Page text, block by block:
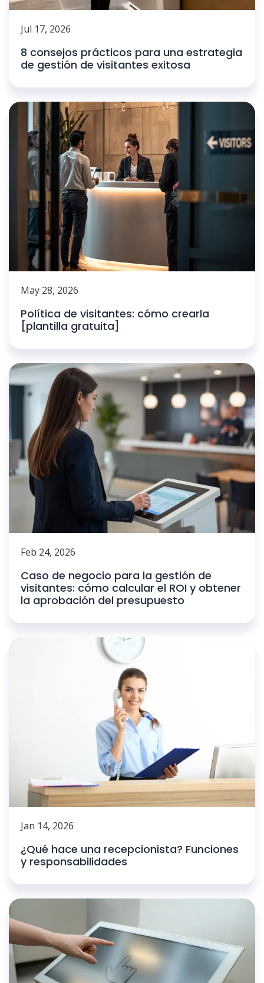
Jul 17, 2026
8 consejos prácticos para una estrategia
de gestión de visitantes exitosa
May 28, 2026
Política de visitantes: cómo crearla
[plantilla gratuita]
Feb 24, 2026
Caso de negocio para la gestión de
visitantes: cómo calcular el ROI y obtener
la aprobación del presupuesto
Jan 14, 2026
¿Qué hace una recepcionista? Funciones
y responsabilidades